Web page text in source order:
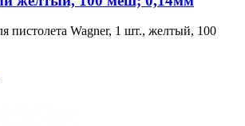
пистолета Wagner, 1 шт., желтый, 100